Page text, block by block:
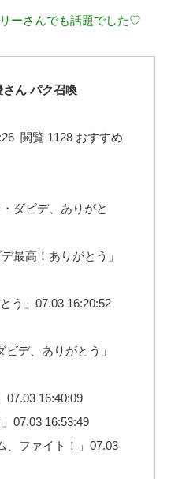
ーさんでも話題でした♡
ん パク召喚
閲覧 1128 おすすめ
ダビデ、ありがと
最高！ありがとう」
う」07.03 16:20:52
デ、ありがとう」
07.03 16:40:09
07.03 16:53:49
、ファイト！」07.03